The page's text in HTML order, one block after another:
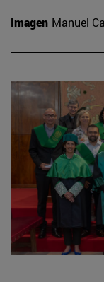
Imagen Manuel